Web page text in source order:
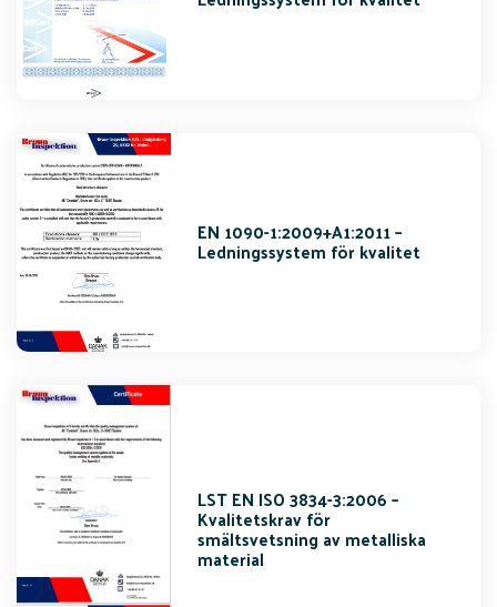
EN 1090-1:2009+A1:2011 –
Ledningssystem för kvalitet
LST EN ISO 3834-3:2006 –
Kvalitetskrav för
smältsvetsning av metalliska
material